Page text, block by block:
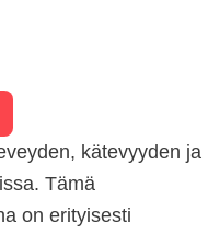
kätevyyden ja
Tämä
on erityisesti